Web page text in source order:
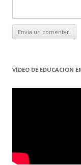
VÍDEO DE EDUCACIÓN